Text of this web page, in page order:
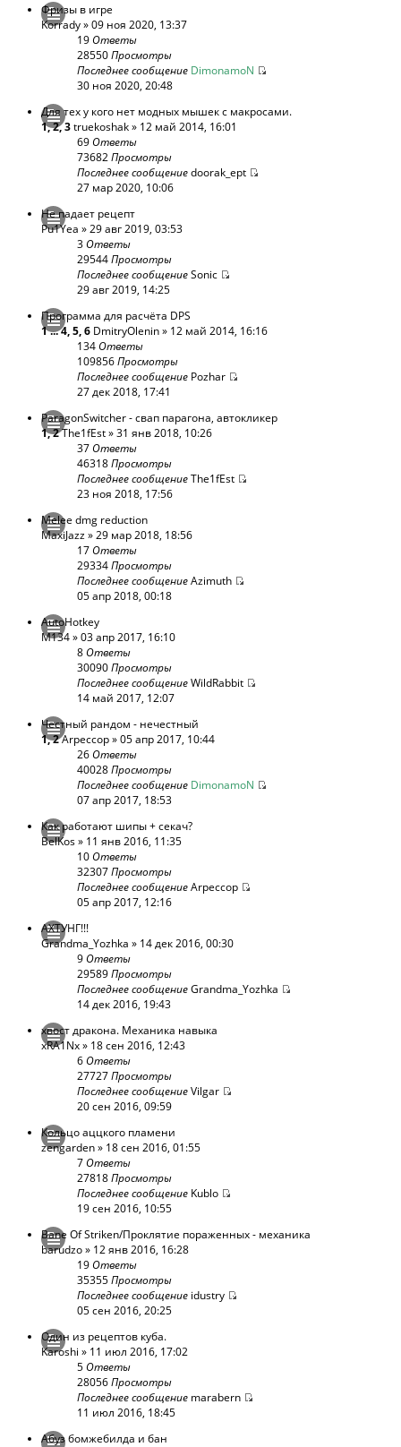
Фризы в игре
Korrady» 09 ноя 2020, 13:37
19Ответы
28550Просмотры
Последнее сообщение DimonamoN
30 ноя 2020, 20:48
Для тех у кого нет модных мышек с макросами.
1,2,3truekoshak» 12 май 2014, 16:01
69Ответы
73682Просмотры
Последнее сообщениеdoorak_ept
27 мар 2020, 10:06
Не падает рецепт
Pu1Yea » 29 авг 2019, 03:53
3Ответы
29544Просмотры
Последнее сообщениеSonic
29 авг 2019, 14:25
Программа для расчёта DPS
1...4,5,6 DmitryOlenin» 12 май 2014, 16:16
134Ответы
109856Просмотры
Последнее сообщение Pozhar
27 дек 2018, 17:41
ParagonSwitcher - cвап парагона, автокликер
1,2The1fEst» 31 янв 2018, 10:26
37Ответы
46318Просмотры
Последнее сообщениеThe1fEst
23 ноя 2018, 17:56
Melee dmg reduction
MaxiJazz» 29 мар 2018, 18:56
17Ответы
29334Просмотры
Последнее сообщениеAzimuth
05 апр 2018, 00:18
AutoHotkey
M134» 03 апр 2017, 16:10
8Ответы
30090Просмотры
Последнее сообщениеWildRabbit
14 май 2017, 12:07
Честный рандом - нечестный
1,2Arpeccop» 05 апр 2017, 10:44
26Ответы
40028Просмотры
Последнее сообщение DimonamoN
07 апр 2017, 18:53
Как работают шипы + секач?
BelKos» 11 янв 2016, 11:35
10Ответы
32307Просмотры
Последнее сообщениеArpeccop
05 апр 2017, 12:16
АХТУНГ!!!
Grandma_Yozhka » 14 дек 2016, 00:30
9Ответы
29589Просмотры
Последнее сообщениеGrandma_Yozhka
14 дек 2016, 19:43
хвост дракона. Механика навыка
xRA1Nx» 18 сен 2016, 12:43
6Ответы
27727Просмотры
Последнее сообщениеVilgar
20 сен 2016, 09:59
Кольцо аццкого пламени
zengarden» 18 сен 2016, 01:55
7Ответы
27818Просмотры
Последнее сообщение Kublo
19 сен 2016, 10:55
Bane Of Striken/Проклятие пораженных - механика
barudzo» 12 янв 2016, 16:28
19Ответы
35355Просмотры
Последнее сообщение idustry
05 сен 2016, 20:25
Один из рецептов куба.
Karoshi » 11 июл 2016, 17:02
5Ответы
28056Просмотры
Последнее сообщение marabern
11 июл 2016, 18:45
Абуз бомжебилда и бан